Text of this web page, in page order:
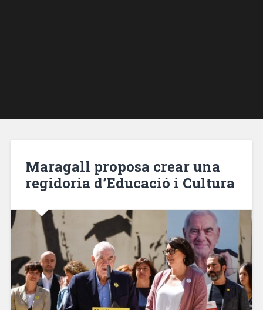
Maragall proposa crear una
regidoria d’Educació i Cultura